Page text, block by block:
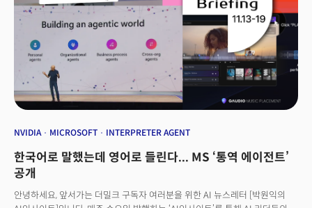
NVIDIA MICROSOFT INTERPRETER AGENT
한국어로 말했는데 영어로 들린다... MS ‘통역 에이전트’
공개
안녕하세요, 앞서가는 더밀크 구독자 여러분을 위한 AI 뉴스레터 [박원익의